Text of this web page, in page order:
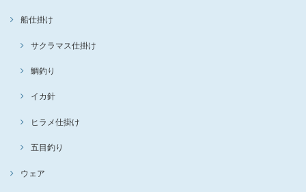
船仕掛け
サクラマス仕掛け
鯛釣り
イカ針
ヒラメ仕掛け
五目釣り
ウェア